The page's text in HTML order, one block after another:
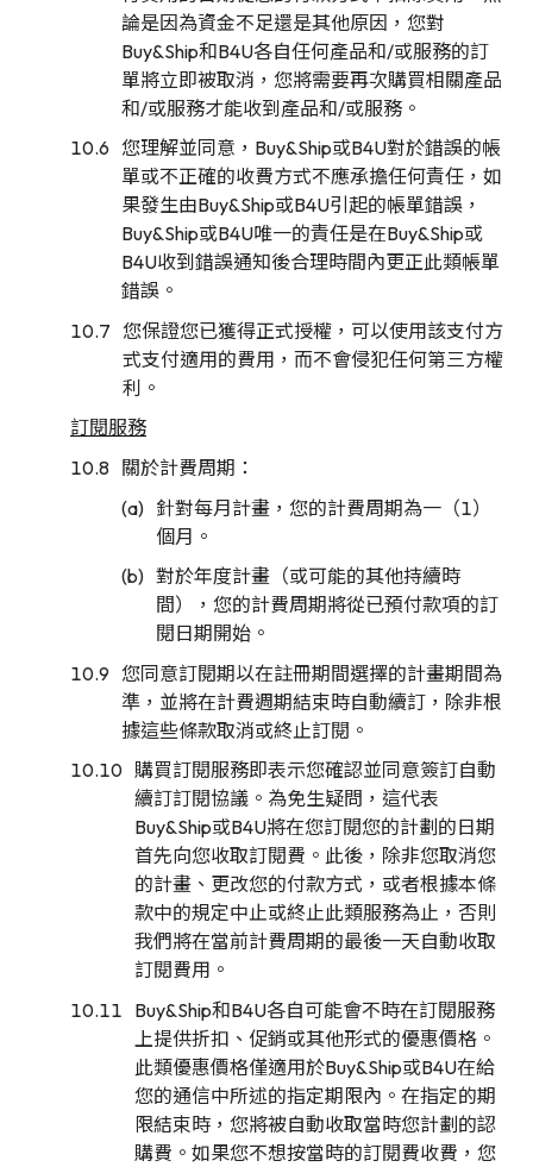
論是因為資金不足還是其他原因，您對
Buy&Ship和B4U各自任何產品和/或服務的訂
單將立即被取消，您將需要再次購買相關產品
和/或服務才能收到產品和/或服務。
您理解並同意，Buy&Ship或B4U對於錯誤的帳
單或不正確的收費方式不應承擔任何責任，如
果發生由Buy&Ship或B4U引起的帳單錯誤，
Buy&Ship或B4U唯一的責任是在Buy&Ship或
B4U收到錯誤通知後合理時間內更正此類帳單
錯誤。
您保證您已獲得正式授權，可以使用該支付方
式支付適用的費用，而不會侵犯任何第三方權
利。
訂閱服務
關於計費周期：
針對每月計畫，您的計費周期為一（1）
個月。
對於年度計畫（或可能的其他持續時
間），您的計費周期將從已預付款項的訂
閱日期開始。
您同意訂閱期以在註冊期間選擇的計畫期間為
準，並將在計費週期結束時自動續訂，除非根
據這些條款取消或終止訂閱。
購買訂閱服務即表示您確認並同意簽訂自動
續訂訂閱協議。為免生疑問，這代表
Buy&Ship或B4U將在您訂閱您的計劃的日期
首先向您收取訂閱費。此後，除非您取消您
的計畫、更改您的付款方式，或者根據本條
款中的規定中止或終止此類服務為止，否則
我們將在當前計費周期的最後一天自動收取
訂閱費用。
Buy&Ship和B4U各自可能會不時在訂閱服務
上提供折扣、促銷或其他形式的優惠價格。
此類優惠價格僅適用於Buy&Ship或B4U在給
您的通信中所述的指定期限內。在指定的期
限結束時，您將被自動收取當時您計劃的認
購費。如果您不想按當時的訂閱費收費，您